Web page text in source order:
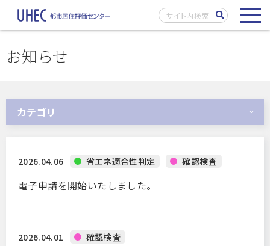
お知らせ
カテゴリ
会社からのお知らせ
確認検査
確認検査
省エネ
2026.04.06 省エネ適合性判定 確認検査
電子申請を開始いたしました。
2026.04.01 確認検査